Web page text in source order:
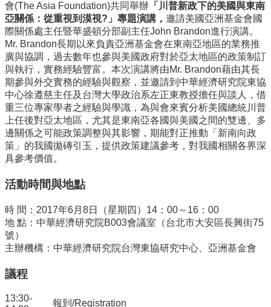
論
文
口
試
專
區
招
生
專
區
學
研
聯
絡
資
最
新
會(The Asia Foundation)共同舉辦 「川普新政下的美國與東南
亞關係：從重視到漠視? 」專題演講， 邀請美國亞洲基金會國
際關係處主任暨華盛頓分部副主任John Brandon進行演講。
Mr. Brandon長期以來負責亞洲基金會在東南亞地區的業務推
廣與協調，過去數年也參與美國政府對於亞太地區的政策制訂
與執行，實務經驗豐富。本次演講將由Mr. Brandon藉由其長
期參與外交實務的經驗與觀察，並邀請到中華經濟研究院東協
中心徐遵慈主任及台灣大學政治系左正東教授擔任與談人，借
重三位專家學者之經驗與學識，為與會來賓分析美國總統川普
上任後對亞太地區，尤其是東南亞各國與美國之間的雙邊、多
邊關係之可能政策調整與其影響，期能對正推動「新南向政
策」的我國拋磚引玉，提供政策建議參考，對我國相關各界深
具參考價值。
活動時間與地點
時 間：2017年6月8日（星期四）14：00～16：00
地 點：中華經濟研究院B003會議室（台北市大安區長興街75
號）
主辦機構：中華經濟研究院台灣東協研究中心、亞洲基金會
議程
13:30-
報到/Registration